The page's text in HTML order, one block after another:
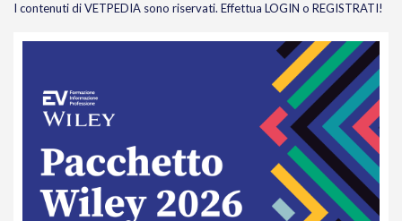
I contenuti di VETPEDIA sono riservati. Effettua LOGIN o REGISTRATI!